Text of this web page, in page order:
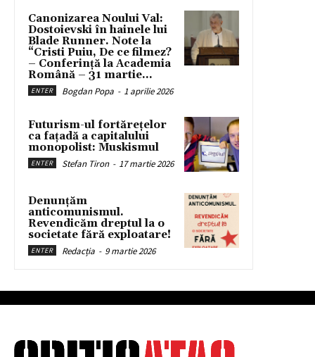
Canonizarea Noului Val:
Dostoievski în hainele lui
Blade Runner. Note la
“Cristi Puiu, De ce filmez?
– Conferință la Academia
Română – 31 martie...
ENTER Bogdan Popa - 1 aprilie 2026
Futurism-ul fortărețelor
ca fațadă a capitalului
monopolist: Muskismul
ENTER Stefan Tiron - 17 martie 2026
Denunțăm
anticomunismul.
Revendicăm dreptul la o
societate fără exploatare!
ENTER Redacția - 9 martie 2026